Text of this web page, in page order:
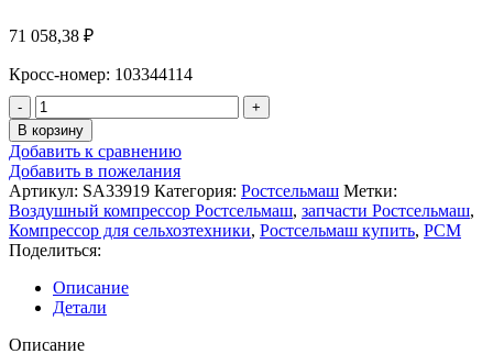
71 058,38 ₽
Кросс-номер: 103344114
Количество
товара
SA33919
КОМПЛЕКТ
ВОЗДУШНОГО
КОМПРЕССОРА
В корзину
Добавить к сравнению
Добавить в пожелания
Артикул: SA33919 Категория: Ростсельмаш Метки:
Воздушный компрессор Ростсельмаш, запчасти Ростсельмаш,
Компрессор для сельхозтехники, Ростсельмаш купить, РСМ
Поделиться:
Описание
Детали
Описание